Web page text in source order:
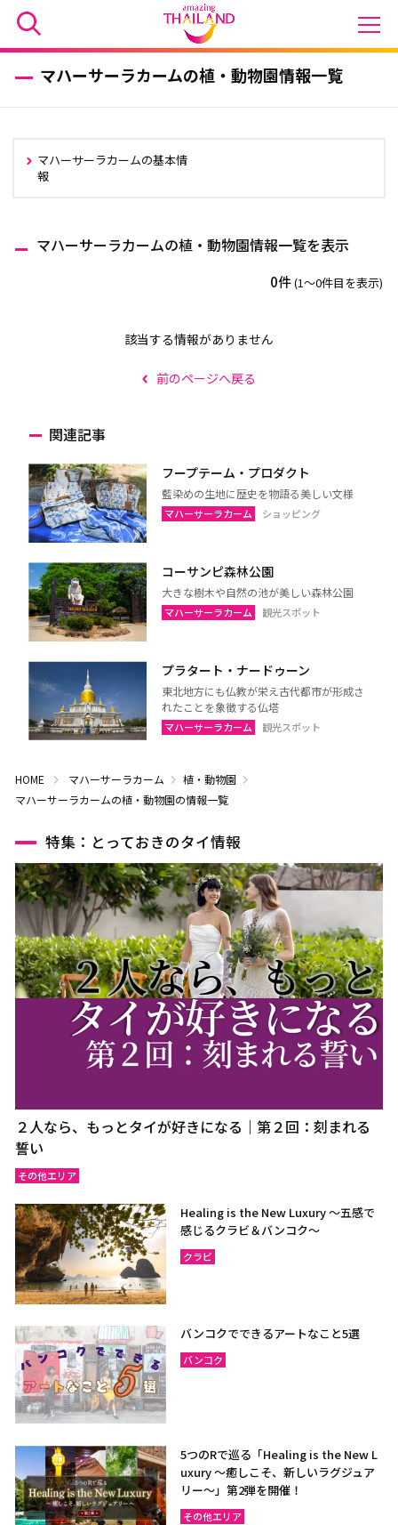
マハーサーラカームの植・動物園情報一覧
マハーサーラカームの基本情
報
マハーサーラカームの植・動物園情報一覧を表示
0件(1〜0件目を表示)
該当する情報がありません
前のページへ戻る
関連記事
フープテーム・プロダクト
藍染めの生地に歴史を物語る美しい文様
マハーサーラカーム ショッピング
コーサンピ森林公園
大きな樹木や自然の池が美しい森林公園
マハーサーラカーム 観光スポット
プラタート・ナードゥーン
東北地方にも仏教が栄え古代都市が形成さ
れたことを象徴する仏塔
マハーサーラカーム 観光スポット
HOME マハーサーラカーム
植・動物園
マハーサーラカームの植・動物園の情報一覧
特集：とっておきのタイ情報
２人なら、もっとタイが好きになる｜第２回：刻まれる
誓い
その他エリア
Healing is the New Luxury ～五感で
感じるクラビ＆バンコク～
クラビ
バンコクでできるアートなこと5選
バンコク
5つのRで巡る「Healing is the New L
uxury ～癒しこそ、新しいラグジュア
リー〜」第2弾を開催！
その他エリア